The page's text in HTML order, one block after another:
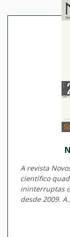
A revista
científico
ininterruptas
desde 2009.